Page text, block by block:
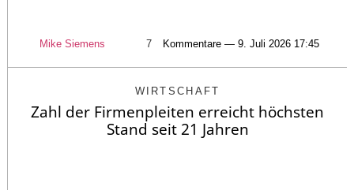
Mike Siemens 7 Kommentare — 9. Juli 2026 17:45
WIRTSCHAFT
Zahl der Firmenpleiten erreicht höchsten
Stand seit 21 Jahren